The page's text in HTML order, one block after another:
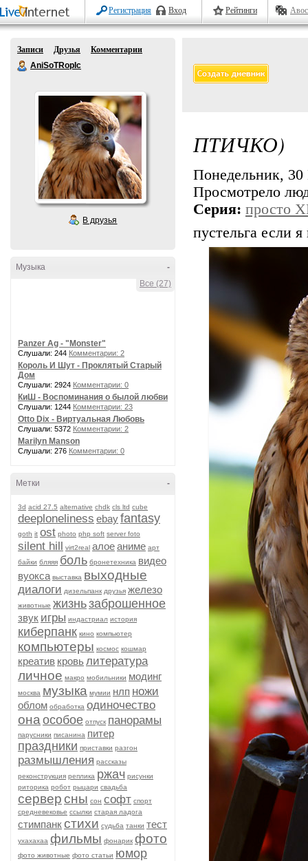
Регистрация Вход Рейтинги
Записи Друзья
Комментарии
AniSoTRopIc
В друзья
-
Музыка
Все (27)
Panzer Ag - "Monster"
Слушали: 244 Комментарии: 2
Король И Шут - Проклятый Старый
Дом
Слушали: 2924 Комментарии: 0
КиШ - Воспоминания о былой любви
Слушали: 1244 Комментарии: 23
Otto Dix - Виртуальная Любовь
Слушали: 5372 Комментарии: 2
Marilyn Manson
Слушали: 276 Комментарии: 0
-
Метки
3d acid 27.5 alternative chdk cls ltd cube
deeploneliness ebayfantasy
goth it ost photo php soft server foto
silent hill virt2real алоеаниме арт
байки бляяя боль бронетехника видео
вуокса выставка выходные
диалоги дизельпанк друзья железо
животные жизньзаброшенное
звук игры индастриал история
киберпанк кино компьютер
компьютеры космос кошмар
креатив кровьлитература
личное макро мобильники модинг
москва музыка мумии нлп ножи
облом обработка одиночество
она особое отпуск панорамы
парусники писанина питер
праздники приставки разгон
размышления рассказы
реконструкция реплика ржач рисунки
риторика робот рыцари свадьба
серверсны сон софт спорт
средневековье ссылки старая ладога
стимпанкстихи судьба танки тест
ухахахаа фильмы фонарик фото
фото животные фото статьи юмор
ПТИЧКО)
Понедельник,
Просмотрело
Серия: просто
пустельга если